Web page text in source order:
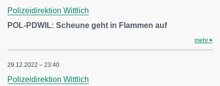
Polizeidirektion Wittlich
POL-PDWIL: Scheune geht in Flammen auf
mehr
29.12.2022 – 23:40
Polizeidirektion Wittlich